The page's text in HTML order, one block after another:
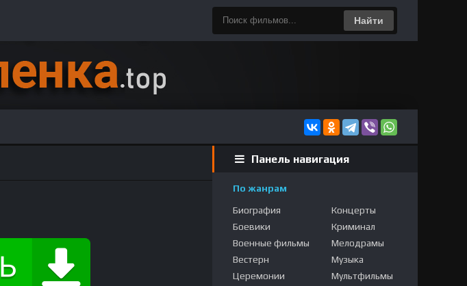
Найти
Панель навигация
По жанрам
Биография
Боевики
Военные фильмы
Вестерн
Церемонии
Концерты
Криминал
Мелодрамы
Музыка
Мультфильмы